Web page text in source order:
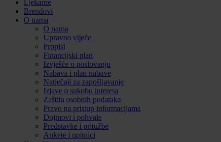
Ljekarne
Brendovi
O nama
O nama
Upravno vijeće
Propisi
Financijski plan
Izvješće o poslovanju
Nabava i plan nabave
Natječaji za zapošljavanje
Izjave o sukobu interesa
Zaštita osobnih podataka
Pravo na pristup informacijama
Dojmovi i pohvale
Predstavke i pritužbe
Ankete i upitnici